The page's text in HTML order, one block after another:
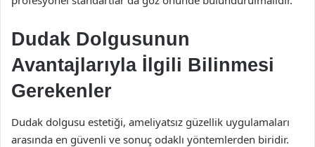
Dudak Dolgusunun
Avantajlarıyla İlgili Bilinmesi
Gerekenler
Dudak dolgusu estetiği, ameliyatsız güzellik uygulamaları
arasında en güvenli ve sonuç odaklı yöntemlerden biridir.